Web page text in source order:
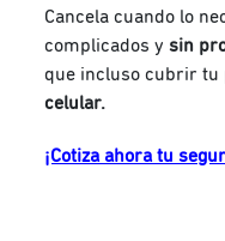
Cancela cuando lo
complicados y sin
que incluso cubrir
celular.
¡Cotiza ahora tu